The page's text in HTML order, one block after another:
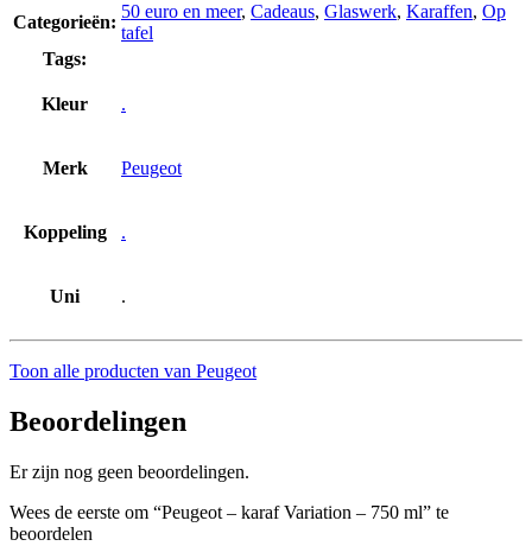
Categorieën:
50 euro en meer, Cadeaus, Glaswerk, Karaffen, Op
tafel
Tags:
Kleur .
Merk Peugeot
Koppeling .
Uni .
Toon alle producten van Peugeot
Beoordelingen
Er zijn nog geen beoordelingen.
Wees de eerste om “Peugeot – karaf Variation – 750 ml” te
beoordelen